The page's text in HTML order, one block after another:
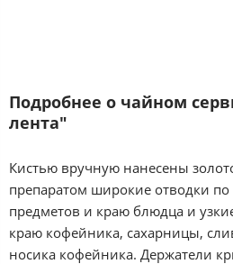
Подробнее о чайном
лента"
Кистью вручную нанесены
препаратом широкие отводки по
предметов и краю блюдца и
краю кофейника, сахарницы,
носика кофейника. Держатели